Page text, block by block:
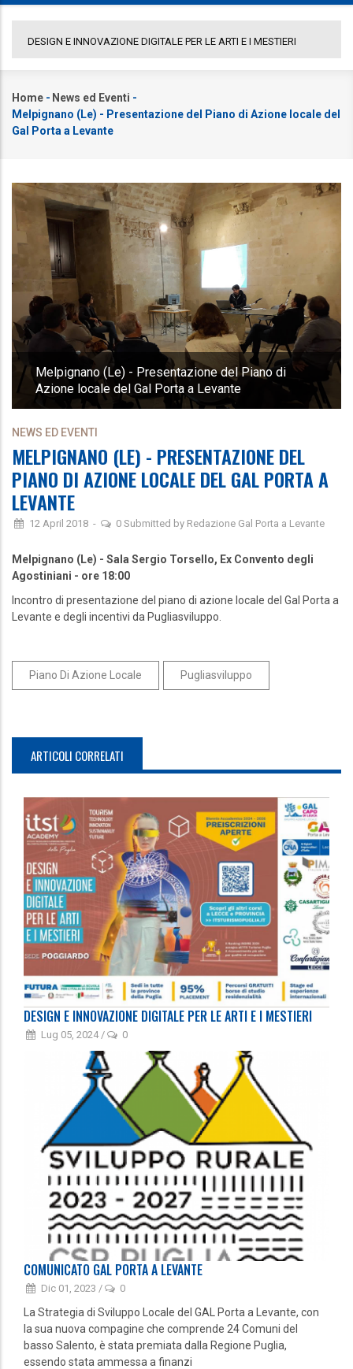
COMUNICATO GAL PORTA A LEVANTE
Briciole
di
Home - News ed Eventi -
Melpignano (Le) - Presentazione del Piano di Azione locale del
Gal Porta a Levante
Melpignano (Le) - Presentazione del Piano di
Azione locale del Gal Porta a Levante
NEWS ED EVENTI
MELPIGNANO (LE) - PRESENTAZIONE DEL
PIANO DI AZIONE LOCALE DEL GAL PORTA A
LEVANTE
12 April 2018 - 0 Submitted by Redazione Gal Porta a Levante
Melpignano (Le) - Sala Sergio Torsello, Ex Convento degli
Agostiniani - ore 18:00
Incontro di presentazione del piano di azione locale del Gal Porta a
Levante e degli incentivi da Pugliasviluppo.
Piano Di Azione Locale Pugliasviluppo
ARTICOLI CORRELATI
DESIGN E INNOVAZIONE DIGITALE PER LE ARTI E I MESTIERI
Lug 05, 2024 / 0
COMUNICATO GAL PORTA A LEVANTE
Dic 01, 2023 / 0
La Strategia di Sviluppo Locale del GAL Porta a Levante, con
la sua nuova compagine che comprende 24 Comuni del
basso Salento, è stata premiata dalla Regione Puglia,
essendo stata ammessa a finanzi